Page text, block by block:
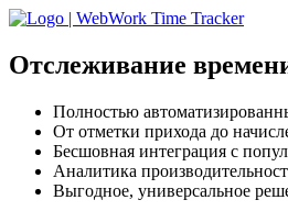
Отслеживание
Полностью
От отметки прихода до
Бесшовная интеграция с
Аналитика
Выгодное, универсальное